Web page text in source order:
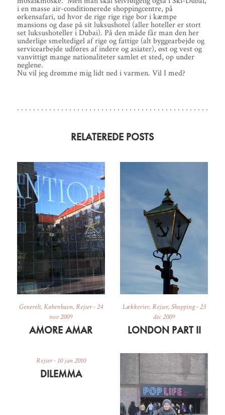
i en masse air-conditionerede shoppingcentre, på
ørkensafari, ud hvor de rige rige rige bor i kæmpe
mansions og dase på sit luksushotel (aller hoteller er stort
set luksushoteller i Dubai). På den måde får man den her
underlige smeltedigel af rige og fattige (alt byggearbejde og
servicearbejde udføres af indere og asiater), øst og vest og
vanvittigt mange nationaliteter samlet et sted, op under
neglene.
Nu vil jeg drømme mig lidt ned i varmen. Vil I med?
RELATEREDE POSTS
Generelt, København, Rejser-24
nov 2009
AMORE AMAR
Lækkerier, Rejser, Shopping-23
dec 2009
LONDON PART II
Rejser- 10 jan 2010
DILEMMA